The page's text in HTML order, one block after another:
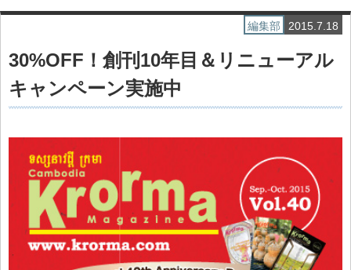
2015.7.18
編集部
30%OFF！創刊10年目＆リニューアル
キャンペーン実施中